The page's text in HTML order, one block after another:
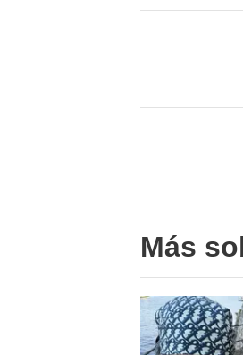
Más